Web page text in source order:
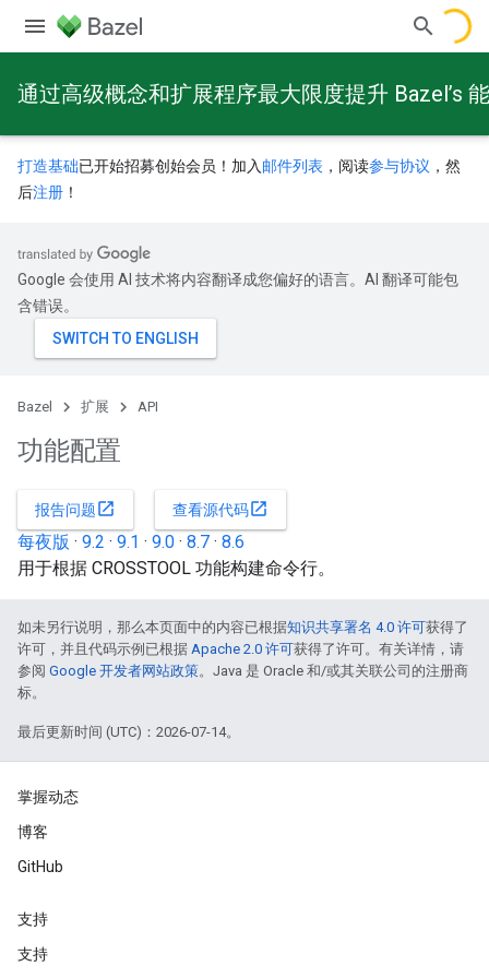
通过高级概念和扩展程序最大限度提升 Bazel’s
打造基础已开始招募创始会员！加入 邮件列表 ，阅读参与协议 ，然
后注册 ！
Google 会使用 AI 技术将内容翻译成您偏好的语言。AI 翻译可能包
含错误。
Bazel 扩展 API
功能配置
报告问题open_in_new 查看源代码open_in_new
每夜版 · 9.2 · 9.1 · 9.0 · 8.7 · 8.6
用于根据 CROSSTOOL 功能构建命令行。
如未另行说明，那么本页面中的内容已根据知识共享署名 4.0 许可获得了
许可，并且代码示例已根据 Apache 2.0 许可获得了许可。有关详情，请
参阅 Google 开发者网站政策。Java 是 Oracle 和/或其关联公司的注册商
标。
最后更新时间 (UTC)：2026-07-14。
掌握动态
博客
GitHub
支持
支持